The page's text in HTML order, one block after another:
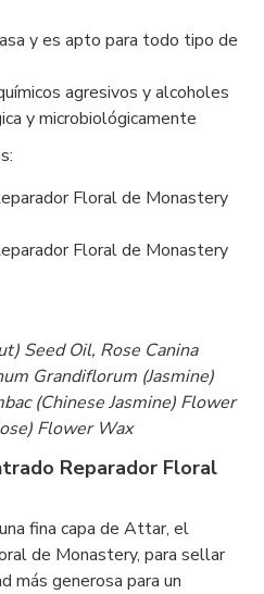
y es apto para todo tipo de
agresivos y alcoholes
y microbiológicamente
Floral de Monastery
Floral de Monastery
Seed Oil, Rose Canina
Grandiflorum (Jasmine)
(Chinese Jasmine) Flower
Flower Wax
Reparador Floral
fina capa de Attar, el
de Monastery, para sellar
más generosa para un